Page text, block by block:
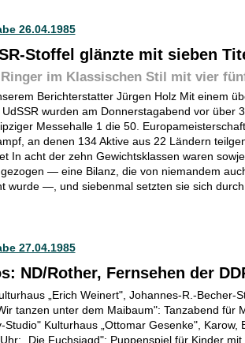
26.04.1985
Stoffel glänzte mit sieben
Ringer im Klassischen Stil mit vier
Berichterstatter Jürgen Holz Mit einem
wurden am Donnerstagabend vor über
Messehalle 1 die 50.
an denen 134 Aktive aus 22 Ländern
In acht der zehn Gewichtsklassen waren
— eine Bilanz, die von niemandem
wurde —, und siebenmal setzten sie sich
27.04.1985
ND/Rother, Fernsehen der
„Erich Weinert", Johannes-R.-Becher-
tanzen unter dem Maibaum": Tanzabend für
Studio" Kulturhaus „Ottomar Gesenke",
„Die Fuchsjagd": Puppenspiel für Kinder